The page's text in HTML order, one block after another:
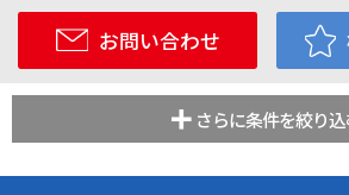
お問い合わせ
さらに条件を絞り